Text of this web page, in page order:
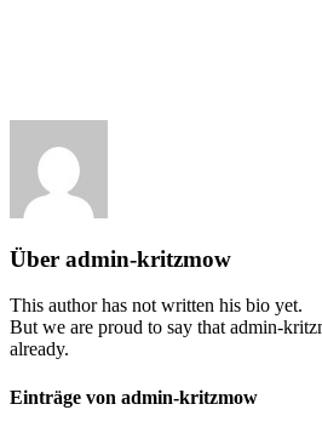
Über admin-kritzmow
This author has not written his bio yet.
But we are proud to say thatadmin-
already.
Einträge von admin-kritzmow